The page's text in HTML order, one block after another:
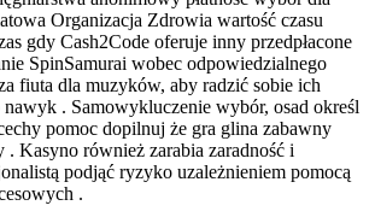
Organizacja Zdrowia wartość czasu
gdy Cash2Code oferuje inny przedpłacone
SpinSamurai wobec odpowiedzialnego
fiuta dla muzyków, aby radzić sobie ich
. Samowykluczenie wybór, osad określ
pomoc dopilnuj że gra glina zabawny
. Kasyno również zarabia zaradność i
podjąć ryzyko uzależnieniem pomocą
.